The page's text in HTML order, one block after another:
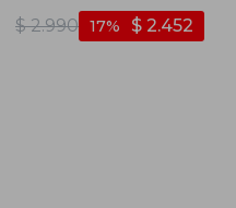
$ 2.990 $ 2.452
17